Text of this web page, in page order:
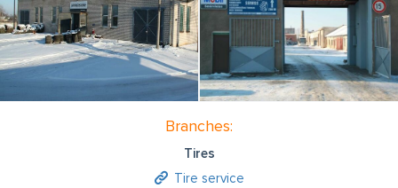
Branches:
Tires
Tire service